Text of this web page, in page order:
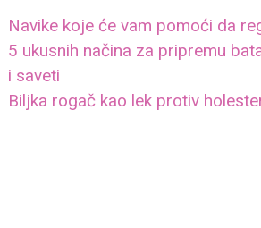
Navike koje će vam pomoći da
5 ukusnih načina za pripremu
i saveti
Biljka rogač kao lek protiv